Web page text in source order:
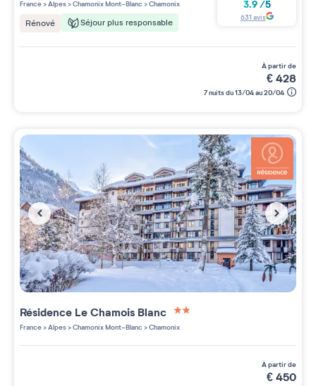
France>Alpes>Chamonix Mont-Blanc >Chamonix
Rénové Séjour plus responsable
3.9 /5
631 avis
à partir de
€428
7 nuits du 13/04 au 20/04
Résidence Le Chamois Blanc
2 étoiles sur 5
France>Alpes>Chamonix Mont-Blanc >Chamonix
à partir de
€450